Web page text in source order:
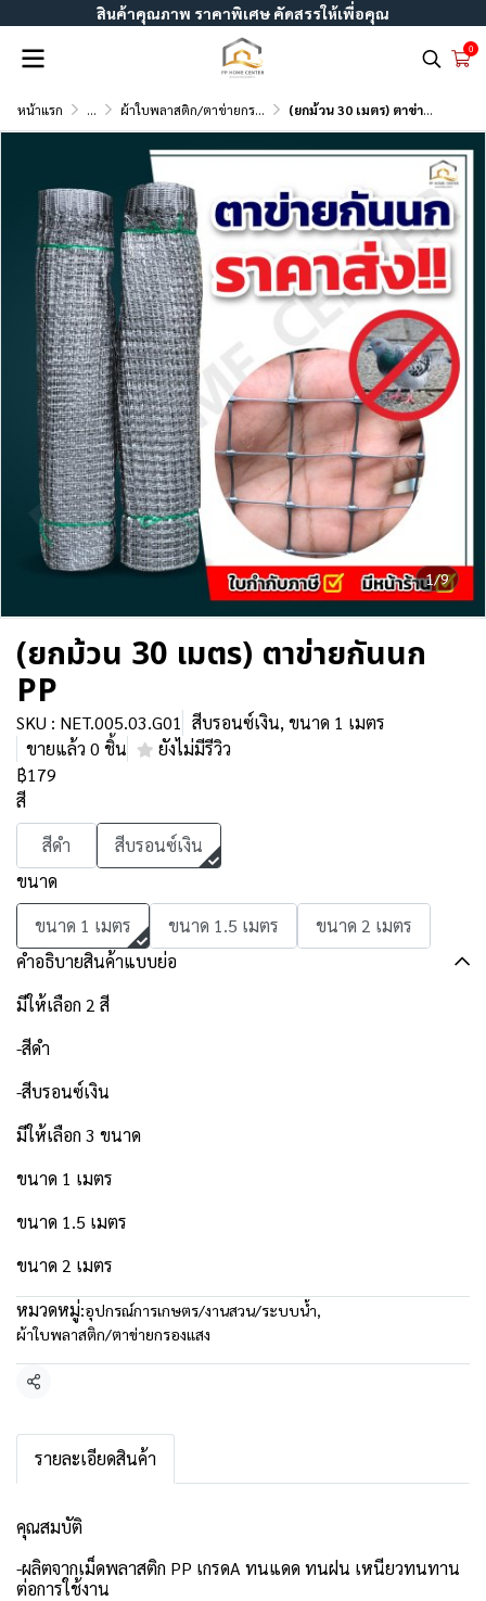
สินค้าคุณภาพ ราคาพิเศษ คัดสรรให้เพื่อคุณ
0
หน้าแรก ... ผ้าใบพลาสติก/ตาข่ายกรองแสง (ยกม้วน 30 เมตร) ตาข่ายกันนก PP
1/9
(ยกม้วน 30 เมตร) ตาข่ายกันนก
PP
SKU : NET.005.03.G01
สีบรอนซ์เงิน, ขนาด 1 เมตร
ขายแล้ว 0 ชิ้น
ยังไม่มีรีวิว
฿179
สี
สีดำ
สีบรอนซ์เงิน
ขนาด
ขนาด 1 เมตร
ขนาด 1.5 เมตร
ขนาด 2 เมตร
คำอธิบายสินค้าแบบย่อ
มีให้เลือก 2 สี
-สีดำ
-สีบรอนซ์เงิน
มีให้เลือก 3 ขนาด
ขนาด 1 เมตร
ขนาด 1.5 เมตร
ขนาด 2 เมตร
หมวดหมู่:อุปกรณ์การเกษตร/งานสวน/ระบบน้ำ,
ผ้าใบพลาสติก/ตาข่ายกรองแสง
แชร์
รายละเอียดสินค้า
คุณสมบัติ
-ผลิตจากเม็ดพลาสติก PP เกรดA ทนแดด ทนฝน เหนียวทนทาน
ต่อการใช้งาน